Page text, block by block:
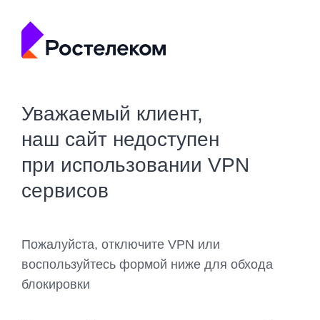
Уважаемый клиент,
наш сайт недоступен
при использовании VPN
сервисов
Пожалуйста, отключите VPN или
воспользуйтесь формой ниже для обхода
блокировки